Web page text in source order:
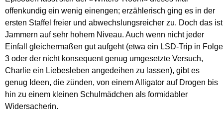
offenkundig ein wenig einengen; erzählerisch ging es in der
ersten Staffel freier und abwechslungsreicher zu. Doch das ist
Jammern auf sehr hohem Niveau. Auch wenn nicht jeder
Einfall gleichermaßen gut aufgeht (etwa ein LSD-Trip in Folge
3 oder der nicht konsequent genug umgesetzte Versuch,
Charlie ein Liebesleben angedeihen zu lassen), gibt es
genug Ideen, die zünden, von einem Alligator auf Drogen bis
hin zu einem kleinen Schulmädchen als formidabler
Widersacherin.